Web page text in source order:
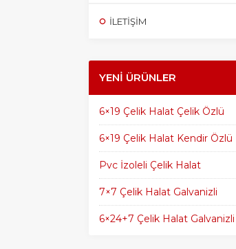
İLETİŞİM
YENI ÜRÜNLER
6×19 Çelik Halat Çelik Özlü
6×19 Çelik Halat Kendir Özlü
Pvc İzoleli Çelik Halat
7×7 Çelik Halat Galvanizli
6×24+7 Çelik Halat Galvanizli